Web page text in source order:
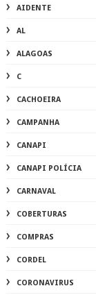
AIDENTE
AL
ALAGOAS
C
CACHOEIRA
CAMPANHA
CANAPI
CANAPI POLÍCIA
CARNAVAL
COBERTURAS
COMPRAS
CORDEL
CORONAVIRUS